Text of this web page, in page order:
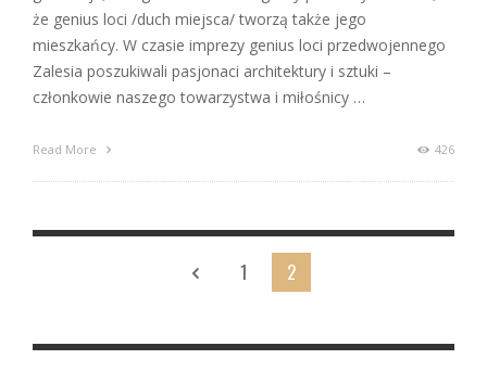
że genius loci /duch miejsca/ tworzą także jego
mieszkańcy. W czasie imprezy genius loci przedwojennego
Zalesia poszukiwali pasjonaci architektury i sztuki –
członkowie naszego towarzystwa i miłośnicy …
Read More 426
1 2